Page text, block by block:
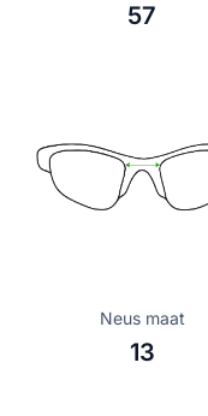
57
Neus maat
13